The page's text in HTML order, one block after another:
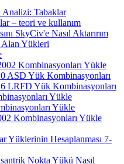
Analizi: Tabaklar
– teori ve kullanım
SkyCiv'e Nasıl Aktarırım
Alan Yükleri
Kombinasyonları Yükle
ASD Yük Kombinasyonları
LRFD Yük Kombinasyonları
Yükle
Yükle
Kombinasyonları Yükle
Yüklerinin Hesaplanması 7-
Nokta Yükü Nasıl